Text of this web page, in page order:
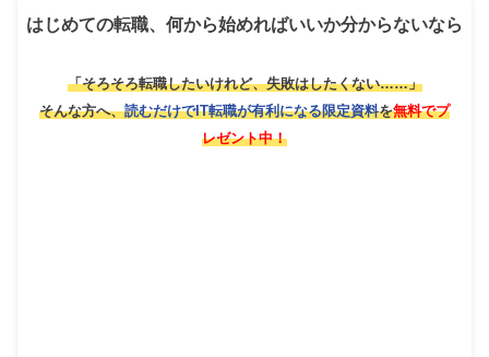
はじめての転職、何から始めればいいか分からないなら
「そろそろ転職したいけれど、失敗はしたくない……」
そんな方へ、読むだけでIT転職が有利になる限定資料を無料でプ
レゼント中！